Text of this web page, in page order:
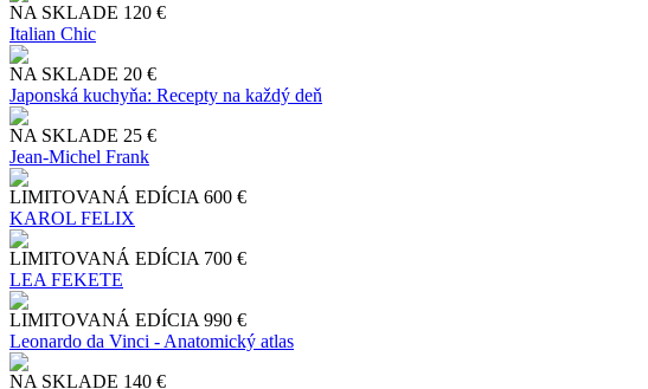
NA SKLADE 120 €
Italian Chic
NA SKLADE 20 €
Japonská kuchyňa: Recepty na každý deň
NA SKLADE 25 €
Jean-Michel Frank
LIMITOVANÁ EDÍCIA 600 €
KAROL FELIX
LIMITOVANÁ EDÍCIA 700 €
LEA FEKETE
LIMITOVANÁ EDÍCIA 990 €
Leonardo da Vinci - Anatomický atlas
NA SKLADE 140 €